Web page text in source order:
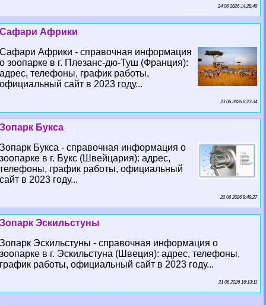
24 06 2026 14:28:49
Сафари Африки
Сафари Африки - справочная информация
о зоопарке в г. Плезанс-дю-Туш (Франция):
адрес, телефоны, график работы,
официальный сайт в 2023 году...
23 06 2026 8:23:34
Зопарк Букса
Зопарк Букса - справочная информация о
зоопарке в г. Букс (Швейцария): адрес,
телефоны, график работы, официальный
сайт в 2023 году...
22 06 2026 8:49:27
Зопарк Эскильстуны
Зопарк Эскильстуны - справочная информация о
зоопарке в г. Эскильстуна (Швеция): адрес, телефоны,
график работы, официальный сайт в 2023 году...
21 06 2026 16:13:11